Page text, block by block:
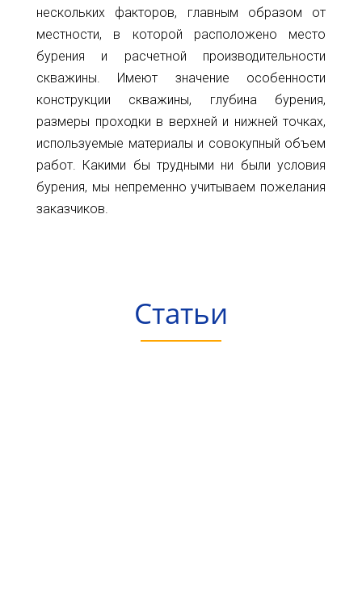
нескольких факторов, главным образом от
местности, в которой расположено место
бурения и расчетной производительности
скважины. Имеют значение особенности
конструкции скважины, глубина бурения,
размеры проходки в верхней и нижней точках,
используемые материалы и совокупный объем
работ. Какими бы трудными ни были условия
бурения, мы непременно учитываем пожелания
заказчиков.
Статьи